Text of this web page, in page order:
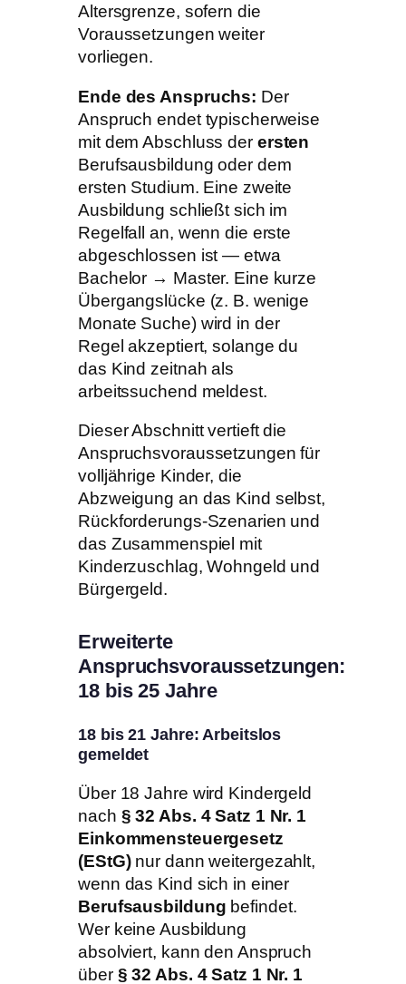
Altersgrenze, sofern die
Voraussetzungen weiter
vorliegen.
Ende des Anspruchs: Der
Anspruch endet typischerweise
mit dem Abschluss der ersten
Berufsausbildung oder dem
ersten Studium. Eine zweite
Ausbildung schließt sich im
Regelfall an, wenn die erste
abgeschlossen ist — etwa
Bachelor → Master. Eine kurze
Übergangslücke (z. B. wenige
Monate Suche) wird in der
Regel akzeptiert, solange du
das Kind zeitnah als
arbeitssuchend meldest.
Dieser Abschnitt vertieft die
Anspruchsvoraussetzungen für
volljährige Kinder, die
Abzweigung an das Kind selbst,
Rückforderungs-Szenarien und
das Zusammenspiel mit
Kinderzuschlag, Wohngeld und
Bürgergeld.
Erweiterte
Anspruchsvoraussetzungen:
18 bis 25 Jahre
18 bis 21 Jahre: Arbeitslos
gemeldet
Über 18 Jahre wird Kindergeld
nach § 32 Abs. 4 Satz 1 Nr. 1
Einkommensteuergesetz
(EStG)nur dann weitergezahlt,
wenn das Kind sich in einer
Berufsausbildung befindet.
Wer keine Ausbildung
absolviert, kann den Anspruch
über § 32 Abs. 4 Satz 1 Nr. 1